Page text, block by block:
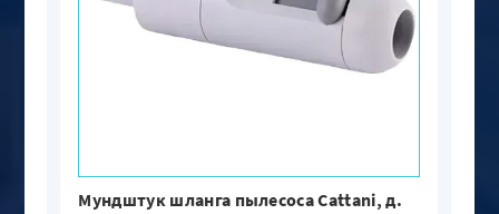
Мундштук шланга пылесоса Cattani, д.